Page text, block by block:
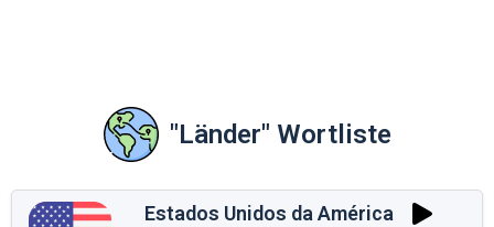
"Länder" Wortliste
Estados Unidos da América